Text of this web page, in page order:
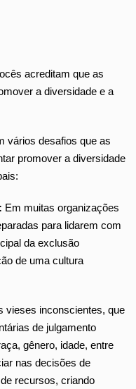
acreditam que as
a diversidade e a
vários desafios que as
promover a diversidade
Em muitas organizações
para lidarem com
da exclusão
de uma cultura
vieses inconscientes, que
de julgamento
gênero, idade, entre
nas decisões de
recursos, criando